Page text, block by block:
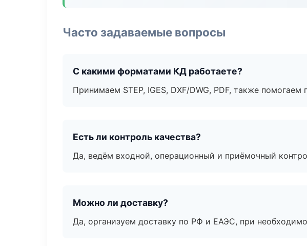
Часто задаваемые вопросы
С какими форматами КД работаете?
Принимаем STEP, IGES, DXF/DWG, PDF, также помогаем
Есть ли контроль качества?
Да, ведём входной, операционный и приёмочный
Можно ли доставку?
Да, организуем доставку по РФ и ЕАЭС, при